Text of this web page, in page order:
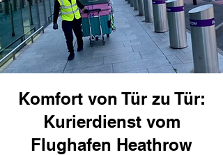
Komfort von Tür zu Tür:
Kurierdienst vom
Flughafen Heathrow